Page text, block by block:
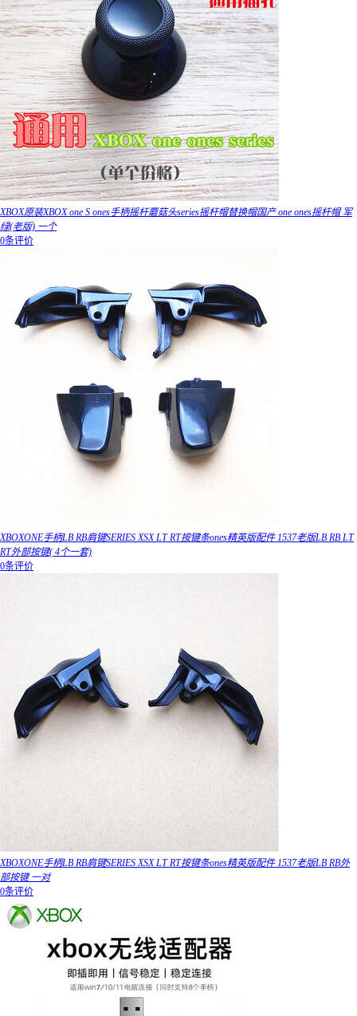
XBOX原装XBOX one S ones手柄摇杆蘑菇头series摇杆帽替换帽国产 one ones摇杆帽 军
绿(老版) 一个
0条评价
XBOXONE手柄LB RB肩键SERIES XSX LT RT按键条ones精英版配件 1537老版LB RB LT
RT外部按键( 4个一套)
0条评价
XBOXONE手柄LB RB肩键SERIES XSX LT RT按键条ones精英版配件 1537老版LB RB外
部按键 一对
0条评价